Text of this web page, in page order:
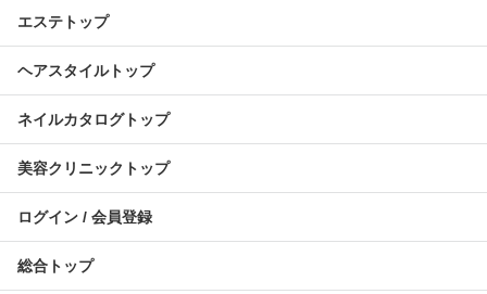
エステトップ
ヘアスタイルトップ
ネイルカタログトップ
美容クリニックトップ
ログイン / 会員登録
総合トップ